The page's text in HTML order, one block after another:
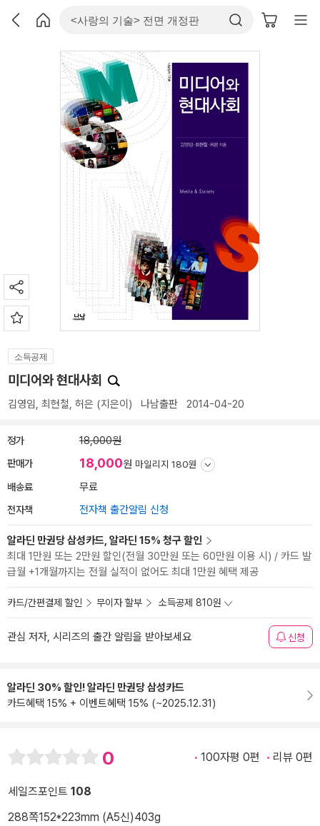
소득공제
미디어와 현대사회
김영임, 최현철, 허은 (지은이) 나남출판 2014-04-20
정가 18,000원
판매가 18,000원 마일리지 180원
배송료 무료
전자책 전자책 출간알림 신청
알라딘 만권당 삼성카드, 알라딘 15% 청구 할인
최대 1만원 또는 2만원 할인(전월 30만원 또는 60만원 이용 시) / 카드 발
급월 +1개월까지는 전월 실적이 없어도 최대 1만원 혜택 제공
카드/간편결제 할인 무이자 할부 소득공제 810원
관심 저자, 시리즈의 출간 알림을 받아보세요 신청
알라딘 30% 할인! 알라딘 만권당 삼성카드
카드혜택 15% + 이벤트혜택 15% (~2025.12.31)
0 100자평 0편 리뷰 0편
세일즈포인트 108
288쪽152*223mm (A5신)403g